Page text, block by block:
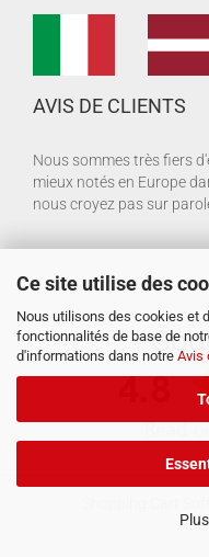
Ce site utilise des
Nous utilisons des cookies et
fonctionnalités de base de
d'informations dans notre Avis
AVIS DE CLIENTS
Nous sommes très fiers
mieux notés en Europe
nous croyez pas sur